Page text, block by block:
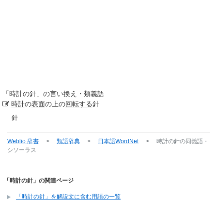
「時計の針 」の言い換え・類義語
時計の表面の上の回転する針
針
Weblio 辞書 > 類語辞典 > 日本語WordNet > 時計の針の同義語・
シソーラス
「時計の針」の関連ページ
「時計の針」を解説文に含む用語の一覧